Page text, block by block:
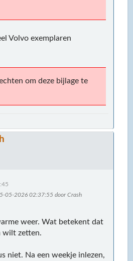
Volvo exemplaren
om deze bijlage te
05-2026 02:37:55 door Crash
weer. Wat betekent dat
wilt zetten.
niet. Na een weekje inlezen,